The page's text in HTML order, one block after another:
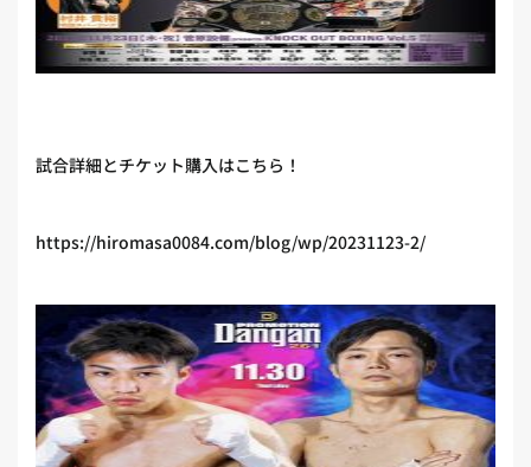
試合詳細とチケット購入はこちら！
https://hiromasa0084.com/blog/wp/20231123-2/